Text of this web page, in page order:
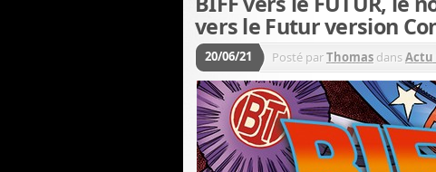
vers le Futur version
20/06/21 Posté parThomas dansActu